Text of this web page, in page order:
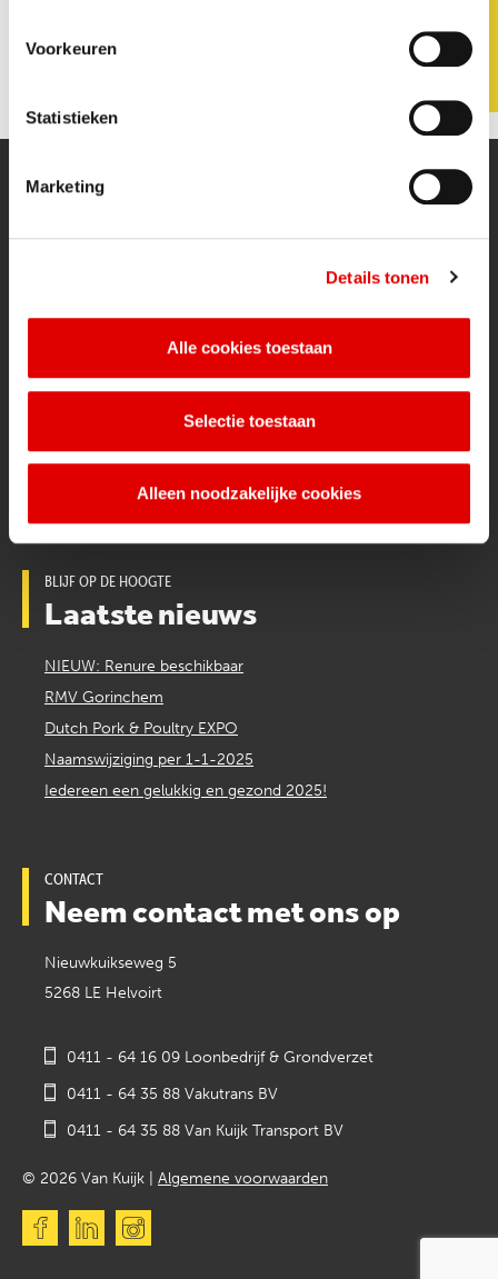
Voorkeuren
Statistieken
Marketing
Details tonen
Alle cookies toestaan
Selectie toestaan
Alleen noodzakelijke cookies
Paul veel veilige kilometers gewenst, en zoals Tiny zou
zeggen “bent er maar zuinig mee”.
Certificaten & formulieren
Diensten
Mesttransport & Verwerking
BLIJF OP DE HOOGTE
Laatste nieuws
NIEUW: Renure beschikbaar
RMV Gorinchem
Dutch Pork & Poultry EXPO
Naamswijziging per 1-1-2025
Iedereen een gelukkig en gezond 2025!
CONTACT
Neem contact met ons op
Nieuwkuikseweg 5
5268 LE Helvoirt
0411 - 64 16 09 Loonbedrijf & Grondverzet
0411 - 64 35 88 Vakutrans BV
0411 - 64 35 88 Van Kuijk Transport BV
© 2026 Van Kuijk | Algemene voorwaarden